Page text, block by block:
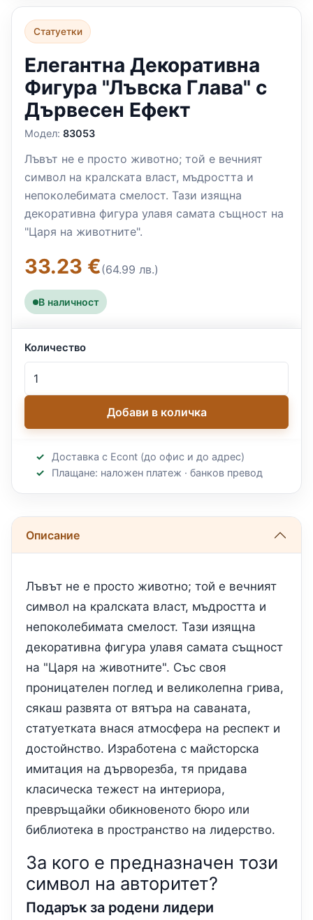
Статуетки
Елегантна Декоративна
Фигура "Лъвска Глава" с
Дървесен Ефект
Модел:83053
Лъвът не е просто животно; той е вечният
символ на кралската власт, мъдростта и
непоколебимата смелост. Тази изящна
декоративна фигура улавя самата същност на
"Царя на животните".
33.23 €(64.99 лв.)
В наличност
Количество
Добави в количка
Доставка с Econt (до офис и до адрес)
Плащане: наложен платеж · банков превод
Описание
Лъвът не е просто животно; той е вечният
символ на кралската власт, мъдростта и
непоколебимата смелост. Тази изящна
декоративна фигура улавя самата същност
на "Царя на животните". Със своя
проницателен поглед и великолепна грива,
сякаш развята от вятъра на саваната,
статуетката внася атмосфера на респект и
достойнство. Изработена с майсторска
имитация на дърворезба, тя придава
класическа тежест на интериора,
превръщайки обикновеното бюро или
библиотека в пространство на лидерство.
За кого е предназначен този
символ на авторитет?
Подарък за родени лидери